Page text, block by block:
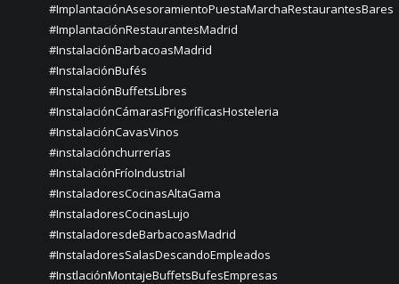
#ImplantaciónAsesoramientoPuestaMarchaRestaurantesBares
#ImplantaciónRestaurantesMadrid
#InstalaciónBarbacoasMadrid
#InstalaciónBufés
#InstalaciónBuffetsLibres
#InstalaciónCámarasFrigoríficasHosteleria
#InstalaciónCavasVinos
#instalaciónchurrerías
#InstalaciónFríoIndustrial
#InstaladoresCocinasAltaGama
#InstaladoresCocinasLujo
#InstaladoresdeBarbacoasMadrid
#InstaladoresSalasDescandoEmpleados
#InstlaciónMontajeBuffetsBufesEmpresas